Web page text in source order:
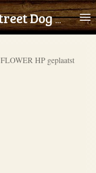
Rudozem Street Dog Rescue
FLOWER HP geplaatst